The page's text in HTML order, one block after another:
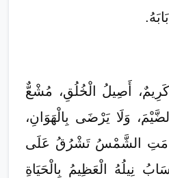
أَصِيلُ الْخُلُقِ، مُشْعٌّ
وَلَا يَرْضَى بِالْهَوَانِ،
الشَّمْسُ تَشْرُقُ عَلَى
نِيلُهُ الْعَظِيمُ بِالْحَيَاةِ